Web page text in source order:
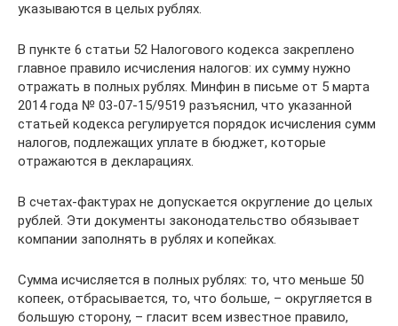
указываются в целых рублях.
В пункте 6 статьи 52 Налогового кодекса закреплено
главное правило исчисления налогов: их сумму нужно
отражать в полных рублях. Минфин в письме от 5 марта
2014 года № 03-07-15/9519 разъяснил, что указанной
статьей кодекса регулируется порядок исчисления сумм
налогов, подлежащих уплате в бюджет, которые
отражаются в декларациях.
В счетах-фактурах не допускается округление до целых
рублей. Эти документы законодательство обязывает
компании заполнять в рублях и копейках.
Сумма исчисляется в полных рублях: то, что меньше 50
копеек, отбрасывается, то, что больше, – округляется в
большую сторону, – гласит всем известное правило,